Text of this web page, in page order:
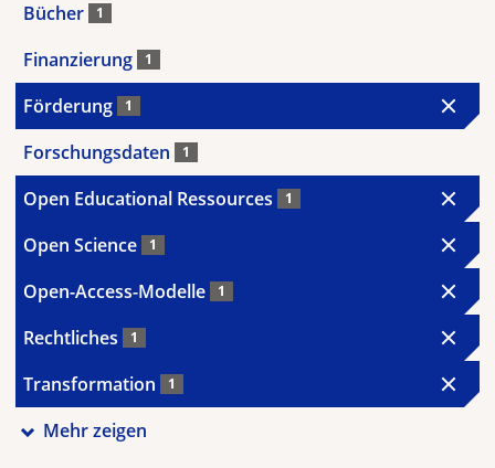
Bücher 1
Finanzierung 1
Förderung 1
Forschungsdaten 1
Open Educational Ressources 1
Open Science 1
Open-Access-Modelle 1
Rechtliches 1
Transformation 1
Mehr zeigen